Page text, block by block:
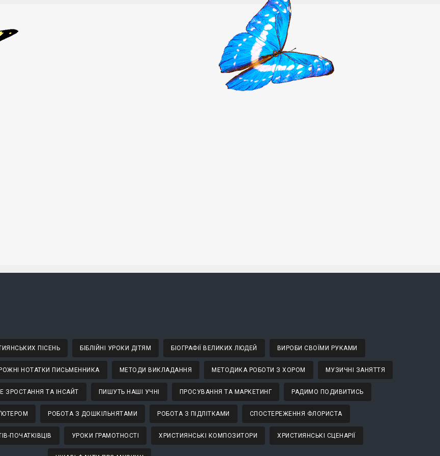
ПІСЕНЬ БІБЛІЙНІ УРОКИ ДІТЯМ БІОГРАФІЇ ВЕЛИКИХ ЛЮДЕЙ ВИРОБИ СВОЇМИ РУКАМИ
НОТАТКИ ПИСЬМЕННИКА МЕТОДИ ВИКЛАДАННЯ МЕТОДИКА РОБОТИ З ХОРОМ МУЗИЧНІ ЗАНЯТТЯ
ЗРОСТАННЯ ТА ІНСАЙТ ПИШУТЬ НАШІ УЧНІ ПРОСУВАННЯ ТА МАРКЕТИНГ РАДИМО ПОДИВИТИСЬ
РОБОТА З ДОШКІЛЬНЯТАМИ РОБОТА З ПІДЛІТКАМИ СПОСТЕРЕЖЕННЯ ФЛОРИСТА
ПОЧАТКІВЦІВ УРОКИ ГРАМОТНОСТІ ХРИСТИЯНСЬКІ КОМПОЗИТОРИ ХРИСТИЯНСЬКІ СЦЕНАРІЇ